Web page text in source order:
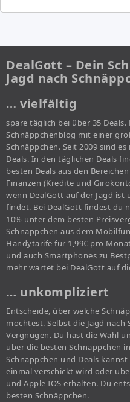
DealGott – Dein
Jagd nach
… vielfältig
spare täglich bei über 35
Schnäppchenblog mit einer
Schnäppchen. Seit 2009 sind
Deals. In den täglichen Deals
besten Deals aus den
Finanzen (Kredite und
wenn DealGott auf der Jagd ist
findet. Bei DealGott findest du
10% unter dem besten
Schnäppchen aus dem
Handytarife für 1,99€ pro
und auch Smartphones zu
mehr wartet bei DealGott auf
… unkompliziert
Entscheide, über welche
möchtest. Selbst die Jagd
Vergnügen. Du hast die Wahl
über die besten Schnäppchen
Schnäppchen und Deals
einmal verschickt wird oder
und Apple IOS erhalten. Du
besten Schnäppchen.